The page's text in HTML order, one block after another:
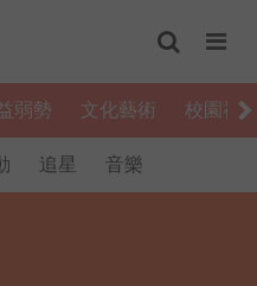
弱勢 文化藝術 校園社
追星 音樂